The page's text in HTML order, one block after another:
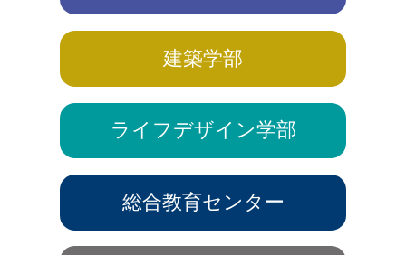
建築学部
ライフデザイン学部
総合教育センター